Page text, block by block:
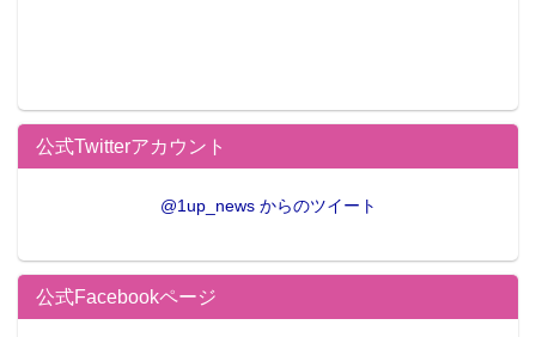
公式Twitterアカウント
@1up_news からのツイート
公式Facebookページ